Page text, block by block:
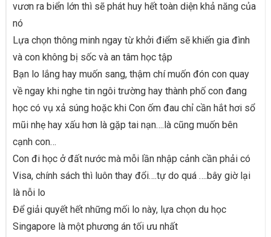
vươn ra biển lớn thì sẽ phát huy hết toàn diện khả năng của
nó
Lựa chọn thông minh ngay từ khởi điểm sẽ khiến gia đình
và con không bị sốc và an tâm học tập
Bạn lo lắng hay muốn sang, thậm chí muốn đón con quay
về ngay khi nghe tin ngôi trường hay thành phố con đang
học có vụ xả súng hoặc khi Con ốm đau chỉ cần hắt hơi sổ
mũi nhẹ hay xấu hơn là gặp tai nạn….là cũng muốn bên
cạnh con…
Con đi học ở đất nước mà mỗi lần nhập cảnh cần phải có
Visa, chính sách thì luôn thay đổi….tự do quá ….bây giờ lại
là nỗi lo
Để giải quyết hết những mối lo này, lựa chọn du học
Singapore là một phương án tối ưu nhất